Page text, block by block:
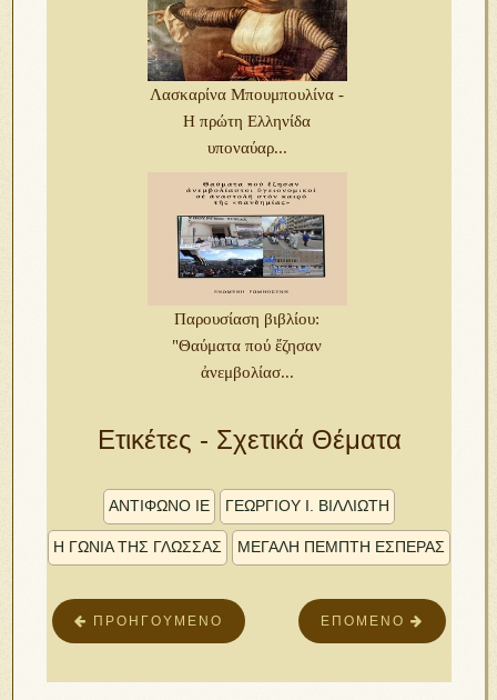
Λασκαρίνα Μπουμπουλίνα -
Η πρώτη Ελληνίδα
υποναύαρ...
Παρουσίαση βιβλίου:
"Θαύματα πού ἔζησαν
ἀνεμβολίασ...
Ετικέτες - Σχετικά Θέματα
ἈΝΤΊΦΩΝΟ ΙΕ ΓΕΩΡΓΊΟΥ Ἰ. ΒΙΛΛΙΏΤΗ
Η ΓΩΝΙΑ ΤΗΣ ΓΛΩΣΣΑΣ ΜΕΓΑΛΗ ΠΕΜΠΤΗ ΕΣΠΕΡΑΣ
ΕΠΌΜΕΝΟ
ΠΡΟΗΓΟΎΜΕΝΟ